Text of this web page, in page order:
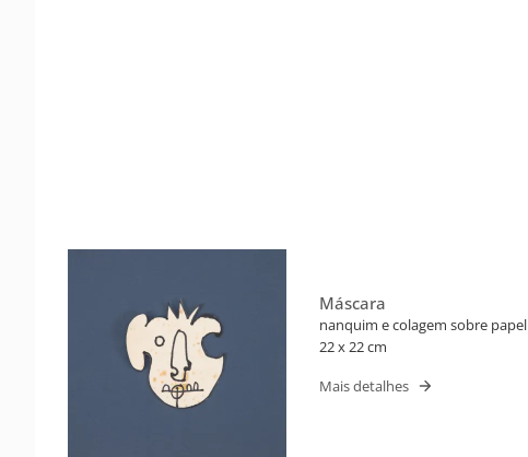
Máscara
nanquim e colagem sobre papel
22 x 22 cm
Mais detalhes